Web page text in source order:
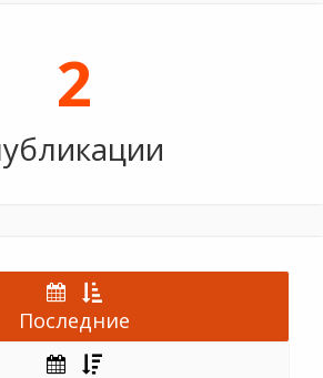
2
Последние